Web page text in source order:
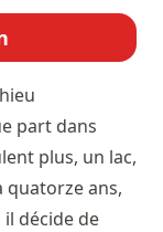
part dans
plus, un lac,
quatorze ans,
il décide de